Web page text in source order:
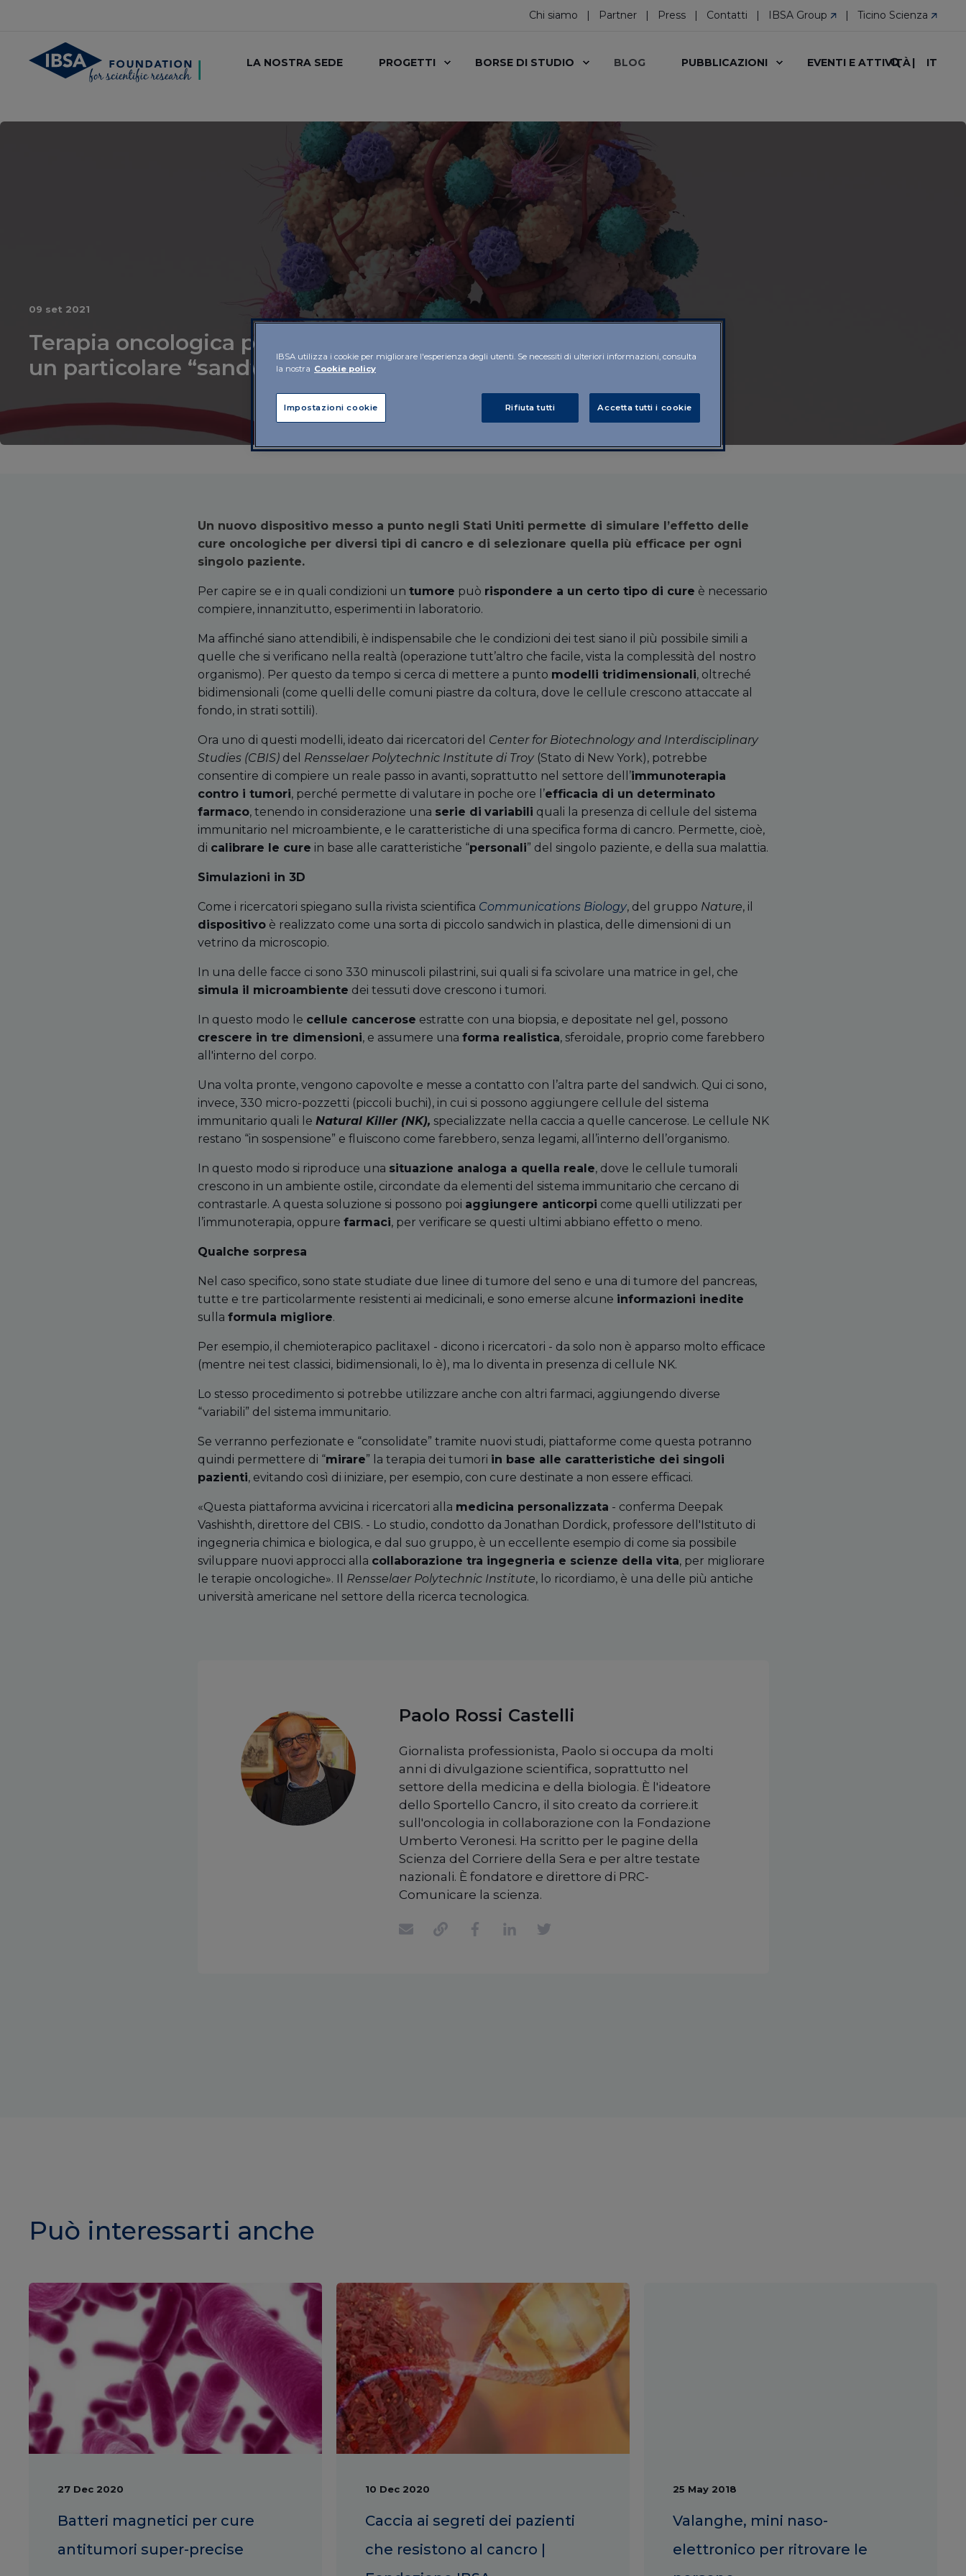
Chi siamo Partner Press Contatti IBSA Group Ticino Scienza
LA NOSTRA SEDE PROGETTI BORSE DI STUDIO BLOG PUBBLICAZIONI EVENTI E ATTIVITÀ IT
09 set 2021
Terapia oncologica personalizzata con
un particolare “sandwich”
Un nuovo dispositivo messo a punto negli Stati Uniti permette di simulare l’effetto delle
cure oncologiche per diversi tipi di cancro e di selezionare quella più efficace per ogni
singolo paziente.
Per capire se e in quali condizioni un tumore può rispondere a un certo tipo di cure è necessario
compiere, innanzitutto, esperimenti in laboratorio.
Ma affinché siano attendibili, è indispensabile che le condizioni dei test siano il più possibile simili a
quelle che si verificano nella realtà (operazione tutt’altro che facile, vista la complessità del nostro
organismo). Per questo da tempo si cerca di mettere a punto modelli tridimensionali, oltreché
bidimensionali (come quelli delle comuni piastre da coltura, dove le cellule crescono attaccate al
fondo, in strati sottili).
Ora uno di questi modelli, ideato dai ricercatori del Center for Biotechnology and Interdisciplinary
Studies (CBIS)del Rensselaer Polytechnic Institute di Troy(Stato di New York), potrebbe
consentire di compiere un reale passo in avanti, soprattutto nel settore dell’immunoterapia
contro i tumori, perché permette di valutare in poche ore l’efficacia di un determinato
farmaco, tenendo in considerazione una serie di variabili quali la presenza di cellule del sistema
immunitario nel microambiente, e le caratteristiche di una specifica forma di cancro. Permette, cioè,
di calibrare le cure in base alle caratteristiche “personali” del singolo paziente, e della sua malattia.
Simulazioni in 3D
Come i ricercatori spiegano sulla rivista scientifica Communications Biology, del gruppo Nature, il
dispositivoè realizzato come una sorta di piccolo sandwich in plastica, delle dimensioni di un
vetrino da microscopio.
In una delle facce ci sono 330 minuscoli pilastrini, sui quali si fa scivolare una matrice in gel, che
simula il microambiente dei tessuti dove crescono i tumori.
In questo modo le cellule cancerose estratte con una biopsia, e depositate nel gel, possono
crescere in tre dimensioni, e assumere una forma realistica, sferoidale, proprio come farebbero
all'interno del corpo.
Una volta pronte, vengono capovolte e messe a contatto con l’altra parte del sandwich. Qui ci sono,
invece, 330 micro-pozzetti (piccoli buchi), in cui si possono aggiungere cellule del sistema
immunitario quali le Natural Killer (NK), specializzate nella caccia a quelle cancerose. Le cellule NK
restano “in sospensione” e fluiscono come farebbero, senza legami, all’interno dell’organismo.
In questo modo si riproduce una situazione analoga a quella reale, dove le cellule tumorali
crescono in un ambiente ostile, circondate da elementi del sistema immunitario che cercano di
contrastarle. A questa soluzione si possono poi aggiungere anticorpi come quelli utilizzati per
l’immunoterapia, oppure farmaci, per verificare se questi ultimi abbiano effetto o meno.
Qualche sorpresa
Nel caso specifico, sono state studiate due linee di tumore del seno e una di tumore del pancreas,
tutte e tre particolarmente resistenti ai medicinali, e sono emerse alcune informazioni inedite
sulla formula migliore.
Per esempio, il chemioterapico paclitaxel - dicono i ricercatori - da solo non è apparso molto efficace
(mentre nei test classici, bidimensionali, lo è), ma lo diventa in presenza di cellule NK.
Lo stesso procedimento si potrebbe utilizzare anche con altri farmaci, aggiungendo diverse
“variabili” del sistema immunitario.
Se verranno perfezionate e “consolidate” tramite nuovi studi, piattaforme come questa potranno
quindi permettere di “mirare” la terapia dei tumori in base alle caratteristiche dei singoli
pazienti, evitando così di iniziare, per esempio, con cure destinate a non essere efficaci.
«Questa piattaforma avvicina i ricercatori alla medicina personalizzata - conferma Deepak
Vashishth, direttore del CBIS. - Lo studio, condotto da Jonathan Dordick, professore dell'Istituto di
ingegneria chimica e biologica, e dal suo gruppo, è un eccellente esempio di come sia possibile
sviluppare nuovi approcci alla collaborazione tra ingegneria e scienze della vita, per migliorare
le terapie oncologiche». Il Rensselaer Polytechnic Institute, lo ricordiamo, è una delle più antiche
università americane nel settore della ricerca tecnologica.
Paolo Rossi Castelli
Giornalista professionista, Paolo si occupa da molti
anni di divulgazione scientifica, soprattutto nel
settore della medicina e della biologia. È l'ideatore
dello Sportello Cancro, il sito creato da corriere.it
sull'oncologia in collaborazione con la Fondazione
Umberto Veronesi. Ha scritto per le pagine della
Scienza del Corriere della Sera e per altre testate
nazionali. È fondatore e direttore di PRC-
Comunicare la scienza.
Può interessarti anche
27 Dec 2020
Batteri magnetici per cure
antitumori super-precise
10 Dec 2020
Caccia ai segreti dei pazienti
che resistono al cancro |
25 May 2018
Valanghe, mini naso-
elettronico per ritrovare le
IBSA utilizza i cookie per migliorare l'esperienza degli utenti. Se necessiti di ulteriori informazioni, consulta
la nostra Cookie policy
Rifiuta tutti Accetta tutti i cookie
Impostazioni cookie